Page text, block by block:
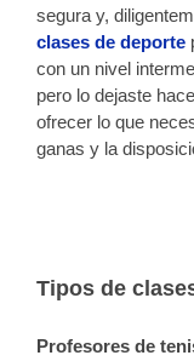
segura y,
clases de deporte
con un nivel
pero lo dejaste
ofrecer lo que
ganas y la
Tipos de
Profesores de